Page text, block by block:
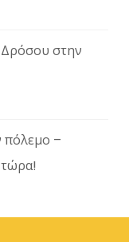
στην
πόλεμο –